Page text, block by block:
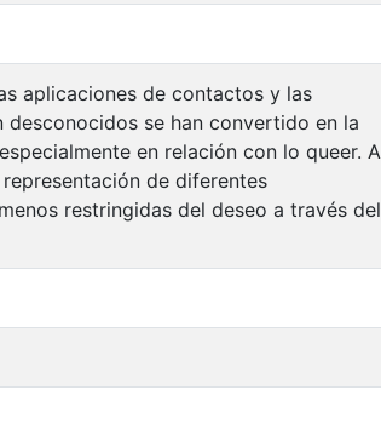
aplicaciones de contactos y las
se han convertido en la
en relación con lo queer. A
de diferentes
restringidas del deseo a través del